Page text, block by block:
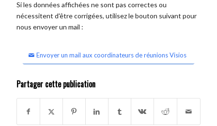
Si les données affichées ne sont pas correctes ou
nécessitent d'être corrigées, utilisez le bouton suivant pour
nous envoyer un mail :
Envoyer un mail aux coordinateurs de réunions Visios
Partager cette publication